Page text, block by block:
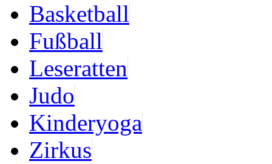
Basketball
Fußball
Leseratten
Judo
Kinderyoga
Zirkus